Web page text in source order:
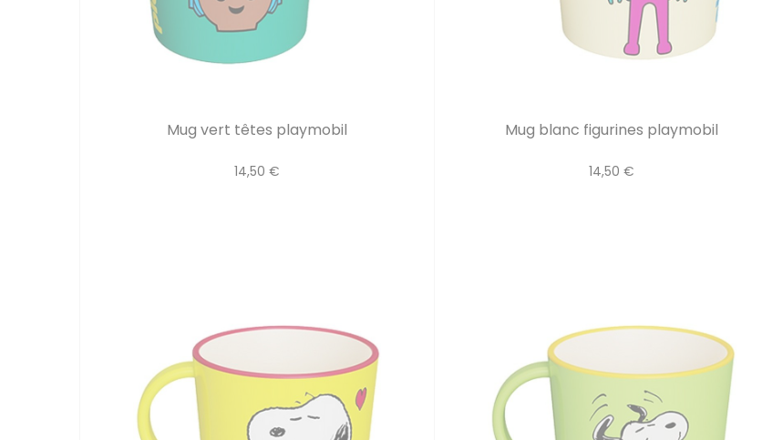
Mug vert têtes playmobil
14,50 €
Mug blanc figurines playmobil
14,50 €